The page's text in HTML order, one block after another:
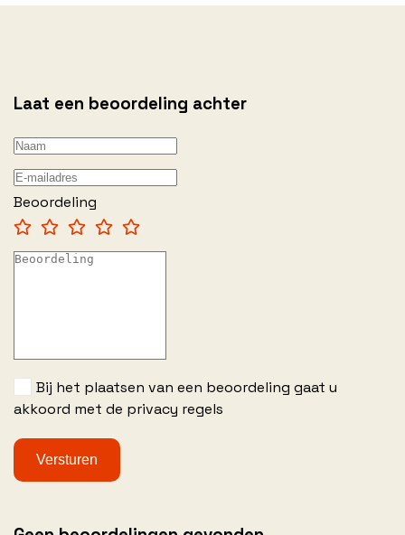
Laat een beoordeling achter
Beoordeling
Bij het plaatsen van een beoordeling gaat u
akkoord met de privacy regels